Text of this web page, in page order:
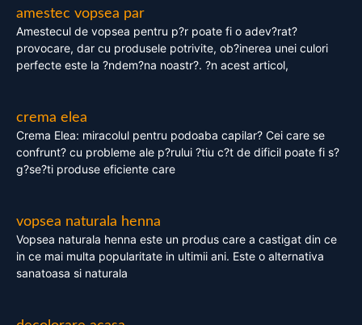
amestec vopsea par
Amestecul de vopsea pentru p?r poate fi o adev?rat?
provocare, dar cu produsele potrivite, ob?inerea unei culori
perfecte este la ?ndem?na noastr?. ?n acest articol,
crema elea
Crema Elea: miracolul pentru podoaba capilar? Cei care se
confrunt? cu probleme ale p?rului ?tiu c?t de dificil poate fi s?
g?se?ti produse eficiente care
vopsea naturala henna
Vopsea naturala henna este un produs care a castigat din ce
in ce mai multa popularitate in ultimii ani. Este o alternativa
sanatoasa si naturala